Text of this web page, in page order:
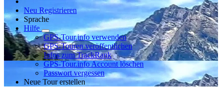
Neu Registrieren
Sprache
Hilfe
GPS-Tour.info verwenden
GPS-Touren veröffentlichen
Infos zum TrackRank
GPS-Tour.info Account löschen
Passwort vergessen
Neue Tour erstellen